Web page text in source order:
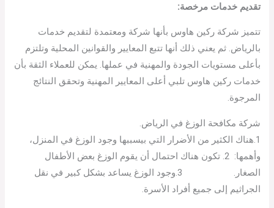
تقديم خدمات مرخصة:
تتميز شركة ركين هاوس بأنها شركة ومعتمدة لتقديم خدمات
بالرياض. ثم يعني ذلك أنها تتبع المعايير والقوانين المحلية وتلتزم
بأعلى مستويات الجودة والمهنية في عملها. يمكن للعملاء الثقة بأن
خدمات ركين هاوس تلبي أعلى المعايير المهنية وتحقق النتائج
المرجوة.
شركة مكافحة الوزغ في الرياض.
1.هناك الكثير من الأضرار التي بيسببها وجود الوزغ في المنزل،
وأهمها: 2. تكون هناك احتمال أن يقوم الوزغ بعض الأطفال
الصغار. 3.وجود الوزغ يساعد بشكل كبير في نقل
الجراثيم إلى جميع أفراد الأسرة.